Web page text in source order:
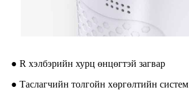
● R хэлбэрийн хурц өнцөгтэй загвар
● Таслагчийн толгойн хөргөлтийн систем